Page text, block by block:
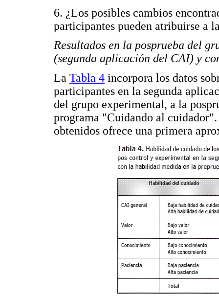
6. ¿Los posibles cambios
participantes pueden atribuirse a
Resultados en la posprueba del
(segunda aplicación del CAI) y
La Tabla 4 incorpora los datos
participantes en la segunda
del grupo experimental, a la
programa "Cuidando al
obtenidos ofrece una primera